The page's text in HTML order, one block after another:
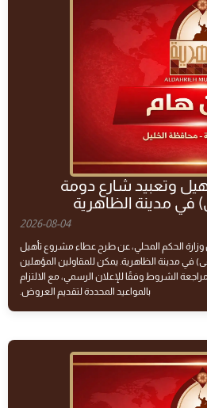
وتعبيد شارع دومة
مدينة الظاهرية
2026-08-04
وزارة الحكم المحلي، عن طرح عطاء مشروع تأهيل
في مدينة الظاهرية. يمكن للمقاولين المؤهلين
الشروط وفقًا للإعلان الرسمي، مع الالتزام
بالمواعيد المحددة لتقديم العروض.